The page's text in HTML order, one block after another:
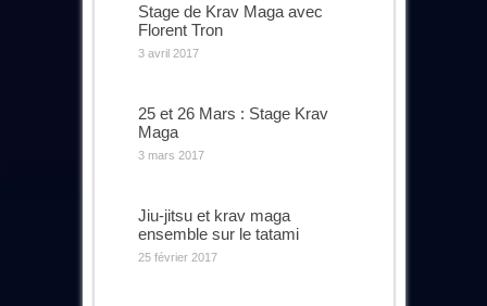
Stage de Krav Maga avec
Florent Tron
3 avril 2017
25 et 26 Mars : Stage Krav
Maga
3 mars 2017
Jiu-jitsu et krav maga
ensemble sur le tatami
25 février 2017